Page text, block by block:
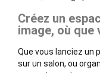
Créez un
image, où que
Que vous lanciez un
sur un salon, ou